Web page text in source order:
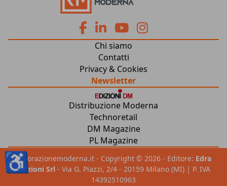
fa
fa-
facebook
fa
fa-
linkedin
fab
fa-
youtube
fab
Chi siamo
Contatti
Privacy & Cookies
Newsletter
Distribuzione Moderna
Technoretail
DM Magazine
PL Magazine
ristorazionemoderna.it - Copyright © 2026 - Editore: Edra
Edizioni Srl - Via G. Piazzi, 2/4 - 20159 Milano (MI) | P. IVA
14392510963